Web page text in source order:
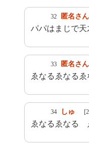
32 匿名さん
パパはまじで天
33 匿名さん
ゑなるゑなるゑ
34 しゅ
ゑなるゑなる